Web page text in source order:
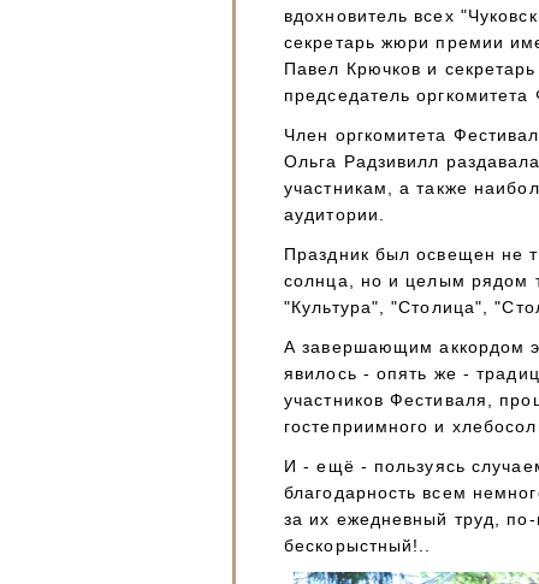
вдохновитель всех
секретарь жюри премии
Павел Крючков и
председатель
Член оргкомитета
Ольга Радзивилл
участникам, а также
аудитории.
Праздник был освещен не
солнца, но и целым рядом
"Культура", "Столица",
А завершающим аккордом
явилось - опять же -
участников Фестиваля,
гостеприимного и
И - ещё - пользуясь
благодарность всем
за их ежедневный труд,
бескорыстный!..